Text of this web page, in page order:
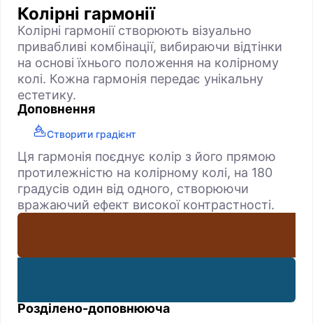
Колірні гармонії
Колірні гармонії створюють візуально
привабливі комбінації, вибираючи відтінки
на основі їхнього положення на колірному
колі. Кожна гармонія передає унікальну
естетику.
Доповнення
Створити градієнт
Ця гармонія поєднує колір з його прямою
протилежністю на колірному колі, на 180
градусів один від одного, створюючи
вражаючий ефект високої контрастності.
Розділено-доповнююча